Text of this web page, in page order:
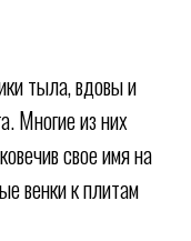
тыла, вдовы и
Многие из них
свое имя на
венки к плитам